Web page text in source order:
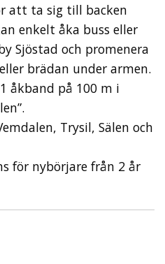
att ta sig till backen
enkelt åka buss eller
Sjöstad och promenera
brädan under armen.
åkband på 100 m i
Trysil, Sälen och
för nybörjare från 2 år